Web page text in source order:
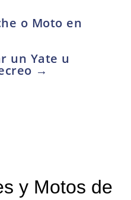
o Moto en
un Yate u
→
y Motos de